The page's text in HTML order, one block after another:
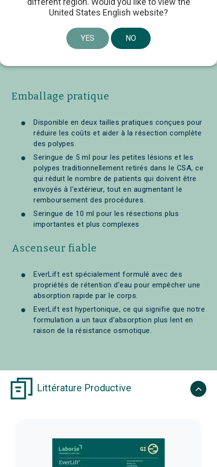
Emballage pratique
Disponible en deux tailles pratiques conçues pour
réduire les coûts et aider à la résection complète
des polypes.
Seringue de 5 ml pour les petites lésions et les
polypes traditionnellement retirés dans le CSA, ce
qui réduit le nombre de patients qui doivent être
envoyés à l’extérieur, tout en augmentant le
remboursement des procédures.
Seringue de 10 ml pour les résections plus
importantes et plus complexes
Ascenseur fiable
EverLift est spécialement formulé avec des
propriétés de rétention d’eau pour empêcher une
absorption rapide par le corps.
EverLift est hypertonique, ce qui signifie que notre
formulation a un taux d’absorption plus lent en
raison de la résistance osmotique.
Littérature Productive
United States English website?
YES NO